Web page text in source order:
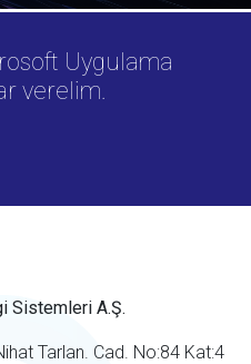
Uygulama
verelim.
Sistemleri A.Ş.
Tarlan. Cad. No:84 Kat:4